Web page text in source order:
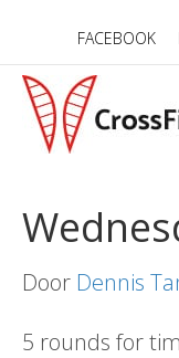
FACEBOOK
Door Dennis
5 rounds for